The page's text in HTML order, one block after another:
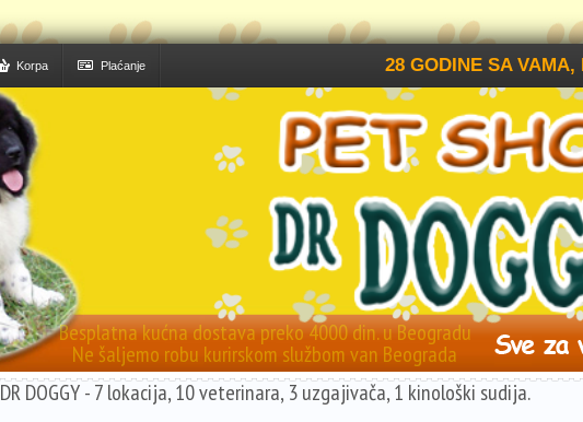
Korpa Plaćanje 28 GODINE SA
Besplatna kućna dostava preko 4000 din. u Beogradu
Ne šaljemo robu kurirskom službom van Beograda
DR DOGGY - 7 lokacija, 10 veterinara, 3 uzgajivača, 1 kinološki sudija.